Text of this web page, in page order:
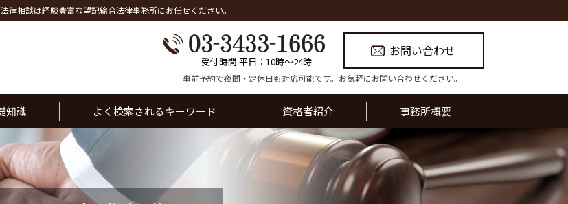
相談は経験豊富な望記綜合法律事務所にお任せください。
受付時間 平日：10時〜24時
お問い合わせ
事前予約で夜間・定休日も対応可能です。お気軽にお問い合わせください。
知識 よく検索されるキーワード 資格者紹介 事務所概要